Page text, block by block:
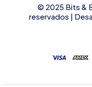
© 2025 Bits &
reservados |